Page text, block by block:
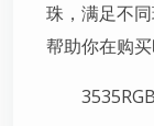
珠，满足不
帮助你在购买